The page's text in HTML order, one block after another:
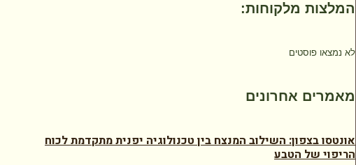
המלצות מלקוחות:
לא נמצאו פוסטים
מאמרים אחרונים
אונטסו בצפון: השילוב המנצח בין טכנולוגיה יפנית מתקדמת לכוח
הריפוי של הטבע